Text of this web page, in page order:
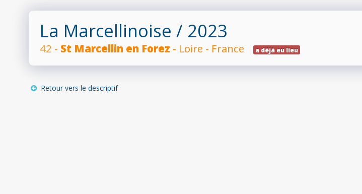
La Marcellinoise / 2023
42 - St Marcellin en Forez - Loire - France a déjà eu lieu
Retour vers le descriptif